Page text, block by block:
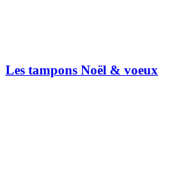
Les tampons Noël & voeux